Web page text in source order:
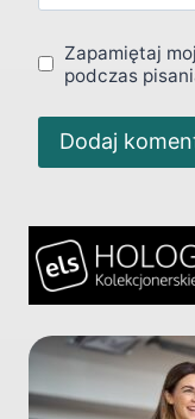
Zapamiętaj
podczas